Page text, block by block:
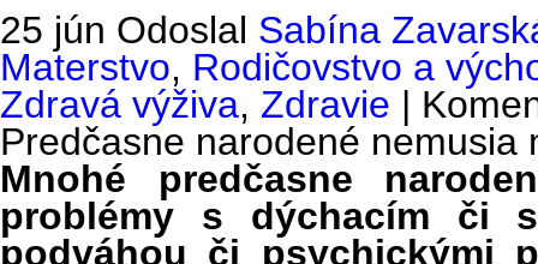
25 jún Odoslal Sabína
Materstvo, Rodičovstvo a
Zdravá výživa, Zdravie |
Predčasne narodené nemusia
Mnohé predčasne
problémy s dýchacím či
podváhou či psychickými